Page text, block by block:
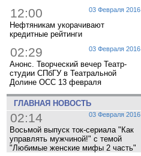
03 Февраля 2016
12:00
Нефтяникам укорачивают
кредитные рейтинги
03 Февраля 2016
02:29
Анонс. Творческий вечер Театр-
студии СПбГУ в Театральной
Долине ОСС 13 февраля
ГЛАВНАЯ НОВОСТЬ
03 Февраля 2016
02:14
Восьмой выпуск ток-сериала "Как
управлять мужчиной!" с темой
"Любимые женские мифы 2 часть"